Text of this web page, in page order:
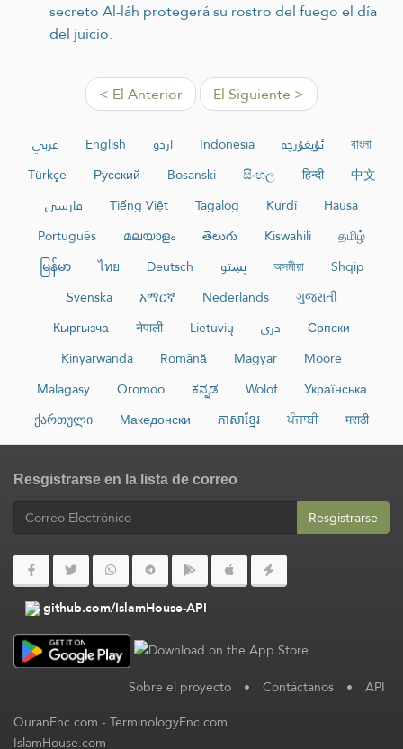
secreto Al-láh protegerá su rostro del fuego el día
del juicio.
< El Anterior El Siguiente >
عربي English اردو Indonesia ئۇيغۇرچە
বাংলা
Türkçe
Русский Bosanski සිංහල हिन्दी
中文
فارسی
Tiếng Việt Tagalog Kurdî
Hausa
Português
മലയാളം తెలుగు Kiswahili
தமிழ்
မြန်မာ
ไทย Deutsch پښتو অসমীয়া
Shqip
Svenska
አማርኛ Nederlands
ગુજરાતી
Кыргызча
नेपाली Lietuvių دری
Српски
Kinyarwanda
Română Magyar
Moore
Malagasy
Oromoo ಕನ್ನಡ Wolof
Українська
ქართული
Македонски ភាសាខ្មែរ ਪੰਜਾਬੀ मराठी
Resgistrarse en la lista de correo
Resgistrarse
github.com/IslamHouse-API
Sobre el proyecto • Contáctanos • API
QuranEnc.com-TerminologyEnc.com
IslamHouse.com